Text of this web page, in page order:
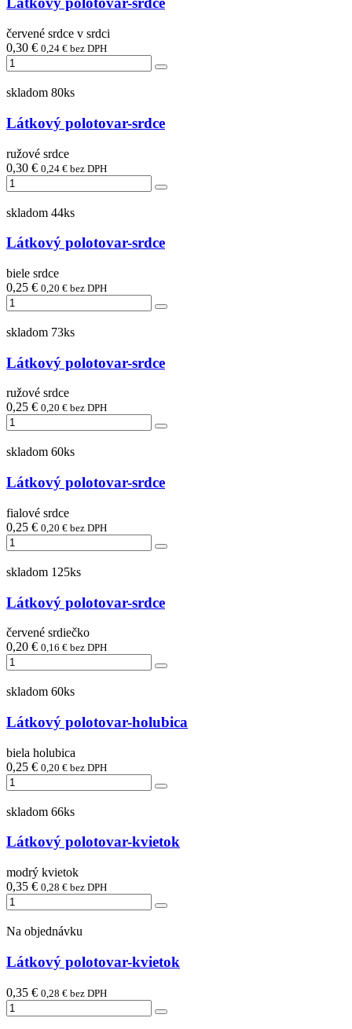
červené srdce v srdci
0,30 € 0,24 € bez DPH
skladom 80ks
Látkový polotovar-srdce
ružové srdce
0,30 € 0,24 € bez DPH
skladom 44ks
Látkový polotovar-srdce
biele srdce
0,25 € 0,20 € bez DPH
skladom 73ks
Látkový polotovar-srdce
ružové srdce
0,25 € 0,20 € bez DPH
skladom 60ks
Látkový polotovar-srdce
fialové srdce
0,25 € 0,20 € bez DPH
skladom 125ks
Látkový polotovar-srdce
červené srdiečko
0,20 € 0,16 € bez DPH
skladom 60ks
Látkový polotovar-holubica
biela holubica
0,25 € 0,20 € bez DPH
skladom 66ks
Látkový polotovar-kvietok
modrý kvietok
0,35 € 0,28 € bez DPH
Na objednávku
Látkový polotovar-kvietok
0,35 € 0,28 € bez DPH